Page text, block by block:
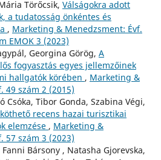
Törőcsik, Válságokra adott
a tudatosság önkéntes és
, Marketing & Menedzsment: Évf.
EMOK 3 (2023)
Georgina Görög, A
fogyasztás egyes jellemzőinek
hallgatók körében , Marketing &
49 szám 2 (2015)
Csóka, Tibor Gonda, Szabina Végi,
recens hazai turisztikai
elemzése , Marketing &
57 szám 3 (2023)
Bársony , Natasha Gjorevska,